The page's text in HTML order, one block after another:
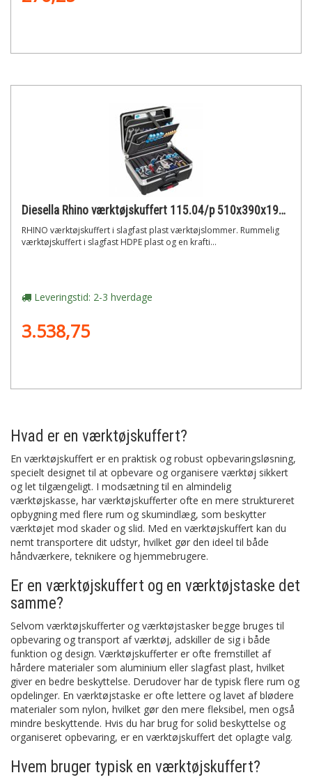
Diesella Rhino værktøjskuffert 115.04/p 510x390x195, volume: 46l
RHINO værktøjskuffert i slagfast plast værktøjslommer. Rummelig
værktøjskuffert i slagfast HDPE plast og en krafti...
Leveringstid: 2-3 hverdage
3.538,75
Hvad er en værktøjskuffert?
En værktøjskuffert er en praktisk og robust opbevaringsløsning,
specielt designet til at opbevare og organisere værktøj sikkert
og let tilgængeligt. I modsætning til en almindelig
værktøjskasse, har værktøjskufferter ofte en mere struktureret
opbygning med flere rum og skumindlæg, som beskytter
værktøjet mod skader og slid. Med en værktøjskuffert kan du
nemt transportere dit udstyr, hvilket gør den ideel til både
håndværkere, teknikere og hjemmebrugere.
Er en værktøjskuffert og en værktøjstaske det
samme?
Selvom værktøjskufferter og værktøjstasker begge bruges til
opbevaring og transport af værktøj, adskiller de sig i både
funktion og design. Værktøjskufferter er ofte fremstillet af
hårdere materialer som aluminium eller slagfast plast, hvilket
giver en bedre beskyttelse. Derudover har de typisk flere rum og
opdelinger. En værktøjstaske er ofte lettere og lavet af blødere
materialer som nylon, hvilket gør den mere fleksibel, men også
mindre beskyttende. Hvis du har brug for solid beskyttelse og
organiseret opbevaring, er en værktøjskuffert det oplagte valg.
Hvem bruger typisk en værktøjskuffert?